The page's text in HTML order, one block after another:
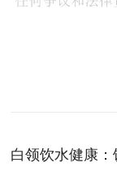
白领饮水健康